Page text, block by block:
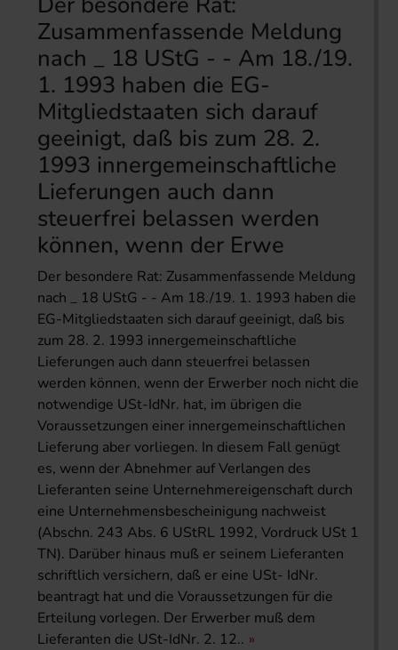
Zusammenfassende Meldung
nach _ 18 UStG - - Am 18./19.
1. 1993 haben die EG-
Mitgliedstaaten sich darauf
geeinigt, daß bis zum 28. 2.
1993 innergemeinschaftliche
Lieferungen auch dann
steuerfrei belassen werden
können, wenn der Erwe
Der besondere Rat: Zusammenfassende Meldung
nach _ 18 UStG - - Am 18./19. 1. 1993 haben die
EG-Mitgliedstaaten sich darauf geeinigt, daß bis
zum 28. 2. 1993 innergemeinschaftliche
Lieferungen auch dann steuerfrei belassen
werden können, wenn der Erwerber noch nicht die
notwendige USt-IdNr. hat, im übrigen die
Voraussetzungen einer innergemeinschaftlichen
Lieferung aber vorliegen. In diesem Fall genügt
es, wenn der Abnehmer auf Verlangen des
Lieferanten seine Unternehmereigenschaft durch
eine Unternehmensbescheinigung nachweist
(Abschn. 243 Abs. 6 UStRL 1992, Vordruck USt 1
TN). Darüber hinaus muß er seinem Lieferanten
schriftlich versichern, daß er eine USt- IdNr.
beantragt hat und die Voraussetzungen für die
Erteilung vorlegen. Der Erwerber muß dem
Lieferanten die USt-IdNr. 2. 12..